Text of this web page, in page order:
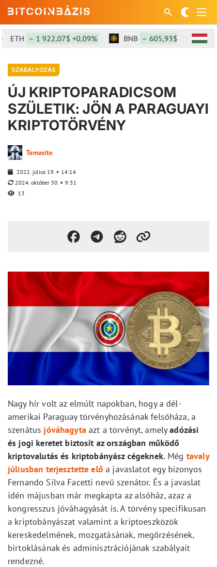
ETH 1 922,07$ +0,09% BNB 605,93$ +2,23%
SZABÁLYOZÁS
ÚJ KRIPTOPARADICSOM
SZÜLETIK: JÖN A PARAGUAYI
KRIPTOTÖRVÉNY
Tomasito
2022. július 19.
14:14
2024. október 30.
9:31
13
Nagy hír volt az elmúlt napokban, hogy a dél-
amerikai Paraguay törvényhozásának felsőháza, a
szenátus jóváhagyta azt a törvényt, amelyadózási
és jogi keretet biztosít az országban működő
kriptovalutás és kriptobányász cégeknek. Még tavaly
júliusban terjesztette elő a javaslatot egy bizonyos
Fernando Silva Facetti nevű szenátor. És a javaslat
idén májusban már megkapta az alsóház, azaz a
kongresszus jóváhagyását is. A törvény specifikusan
a kriptobányászat valamint a kriptoeszközök
kereskedelmének, mozgatásának, megőrzésének,
birtoklásának és adminisztrációjának szabályait
rendezné.